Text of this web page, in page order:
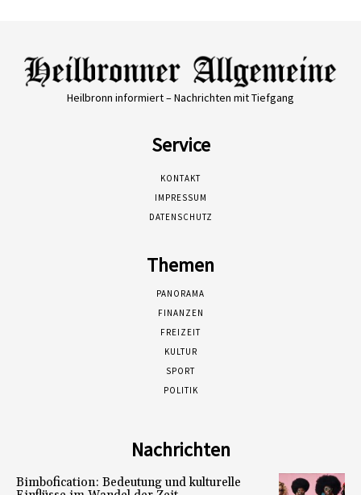
Heilbronn informiert – Nachrichten mit Tiefgang
Service
KONTAKT
IMPRESSUM
DATENSCHUTZ
Themen
PANORAMA
FINANZEN
FREIZEIT
KULTUR
SPORT
POLITIK
Nachrichten
Bimbofication: Bedeutung und kulturelle